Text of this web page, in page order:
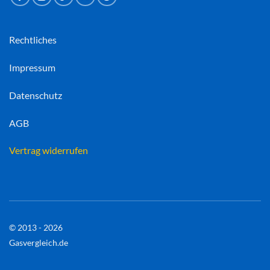
Rechtliches
Impressum
Datenschutz
AGB
Vertrag widerrufen
© 2013 - 2026
Gasvergleich.de